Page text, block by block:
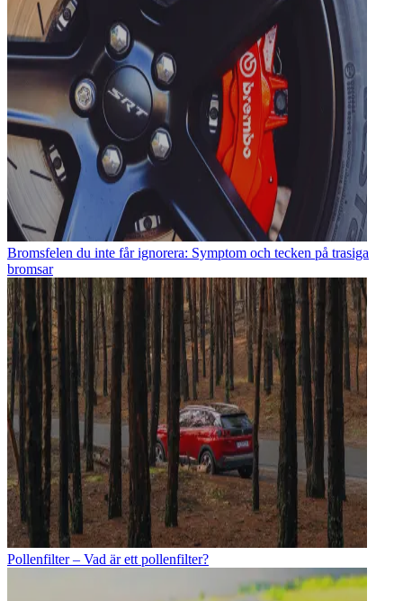
Bromsfelen du inte får ignorera: Symptom och tecken på trasiga
bromsar
Pollenfilter – Vad är ett pollenfilter?